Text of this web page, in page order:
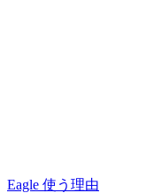
Eagle 使う理由